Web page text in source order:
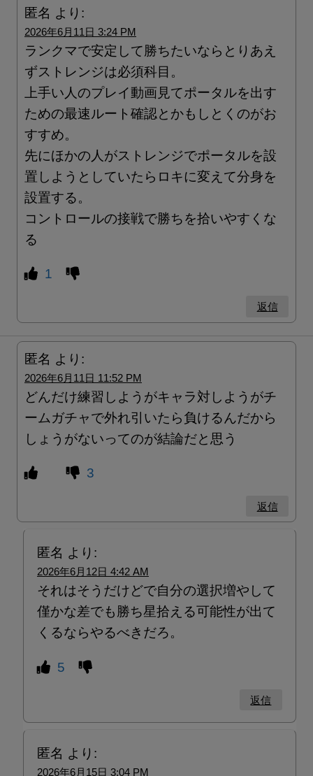
匿名 より:
2026年6月11日 3:24 PM
ランクマで安定して勝ちたいならとりあえ
ずストレンジは必須科目。
上手い人のプレイ動画見てポータルを出す
ための最速ルート確認とかもしとくのがお
すすめ。
先にほかの人がストレンジでポータルを設
置しようとしていたらロキに変えて分身を
設置する。
コントロールの接戦で勝ちを拾いやすくな
る
1
返信
匿名 より:
2026年6月11日 11:52 PM
どんだけ練習しようがキャラ対しようがチ
ームガチャで外れ引いたら負けるんだから
しょうがないってのが結論だと思う
3
返信
匿名 より:
2026年6月12日 4:42 AM
それはそうだけどで自分の選択増やして
僅かな差でも勝ち星拾える可能性が出て
くるならやるべきだろ。
5
返信
匿名 より:
2026年6月15日 3:04 PM